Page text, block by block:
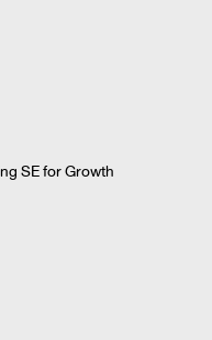
SE for Growth